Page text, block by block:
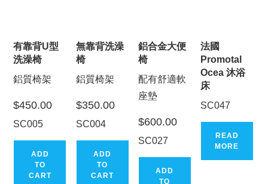
有靠背U型
洗澡椅
鋁質椅架
$450.00
SC005
ADD
TO
CART
無靠背洗澡
椅
鋁質椅架
$350.00
SC004
ADD
TO
CART
鋁合金大便
椅
配有舒適軟
座墊
$600.00
SC027
ADD
TO
法國
Promotal
Ocea 沐浴
床
SC047
READ
MORE